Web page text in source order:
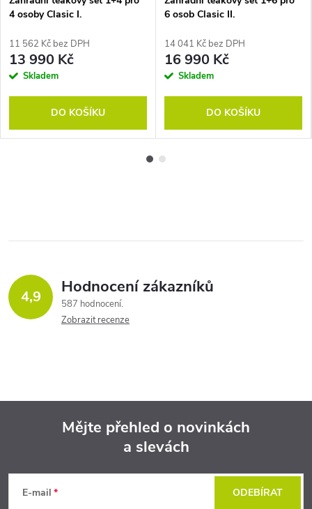
4 osoby Clasic I.
11 562 Kč bez DPH
13 990 Kč
Skladem
DO KOŠÍKU
6 osob Clasic II.
14 041 Kč bez DPH
16 990 Kč
Skladem
DO KOŠÍKU
4,9 Hodnocení zákazníků
587 hodnocení
Zobrazit recenze
Mějte přehled o novinkách
a slevách
E-mail ODEBÍRAT